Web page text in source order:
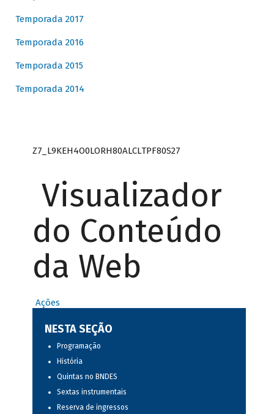
Temporada 2017
Temporada 2016
Temporada 2015
Temporada 2014
Z7_L9KEH4O0LORH80ALCLTPF80S27
Visualizador
do Conteúdo
da Web
Ações
NESTA SEÇÃO
Programação
História
Quintas no BNDES
Sextas instrumentais
Reserva de ingressos